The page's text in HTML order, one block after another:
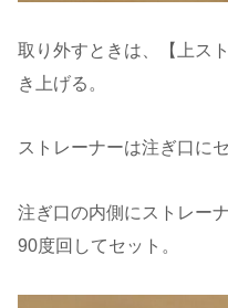
取り外すときは、【上ス
き上げる。
ストレーナーは注ぎ口に
注ぎ口の内側にストレー
90度回してセット。